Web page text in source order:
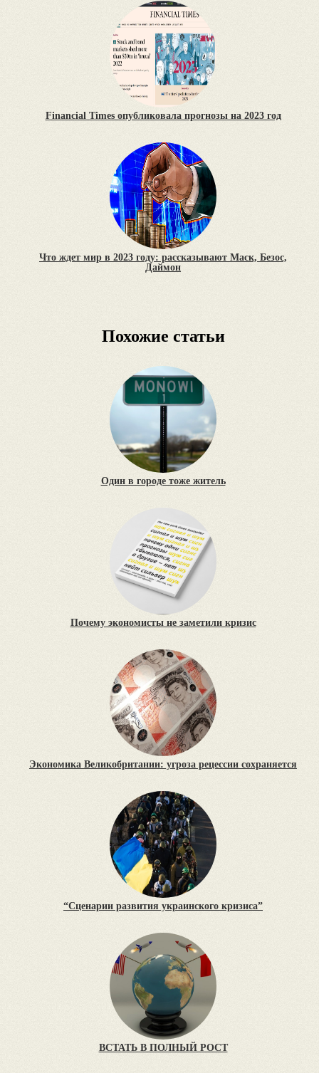
Financial Times опубликовала прогнозы на 2023 год
Что ждет мир в 2023 году: рассказывают Маск, Безос,
Даймон
Похожие статьи
Один в городе тоже житель
Почему экономисты не заметили кризис
Экономика Великобритании: угроза рецессии сохраняется
“Сценарии развития украинского кризиса”
ВСТАТЬ В ПОЛНЫЙ РОСТ